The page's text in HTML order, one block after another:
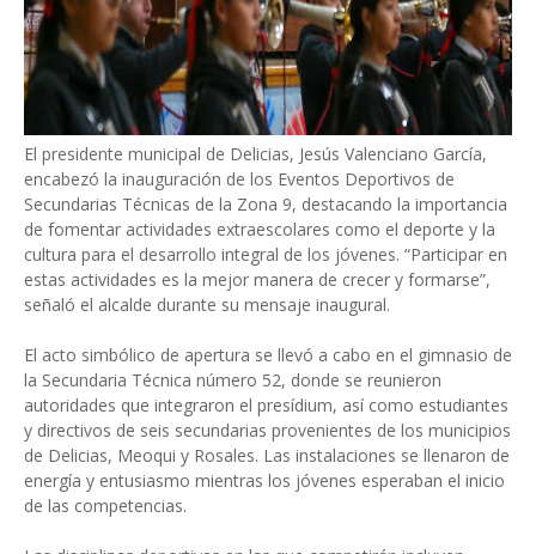
El presidente municipal de Delicias, Jesús Valenciano García,
encabezó la inauguración de los Eventos Deportivos de
Secundarias Técnicas de la Zona 9, destacando la importancia
de fomentar actividades extraescolares como el deporte y la
cultura para el desarrollo integral de los jóvenes. “Participar en
estas actividades es la mejor manera de crecer y formarse”,
señaló el alcalde durante su mensaje inaugural.
El acto simbólico de apertura se llevó a cabo en el gimnasio de
la Secundaria Técnica número 52, donde se reunieron
autoridades que integraron el presídium, así como estudiantes
y directivos de seis secundarias provenientes de los municipios
de Delicias, Meoqui y Rosales. Las instalaciones se llenaron de
energía y entusiasmo mientras los jóvenes esperaban el inicio
de las competencias.